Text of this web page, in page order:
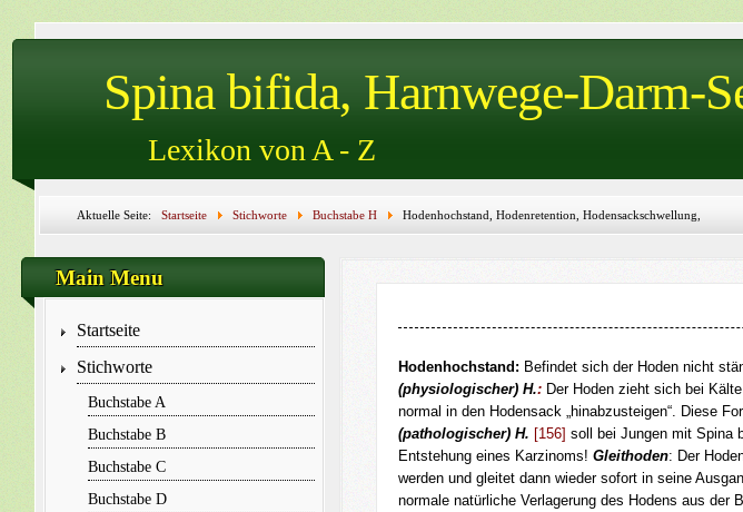
Spina bifida, Harnwege-Darm-
Lexikon von A - Z
Aktuelle Seite: Startseite Stichworte Buchstabe H
Hodenhochstand, Hodenretention, Hodensackschwellung,
Hodenwasserbruch, hoher Darmeinlauf, homogen, Homozystein, Hormon, Hospitalismus-Bakterieller H., Hotspot
Main Menu
Startseite
Stichworte
Buchstabe A
Buchstabe B
Buchstabe C
Buchstabe D
Hodenhochstand: Befindet sich der Hoden nicht
(physiologischer) H.: Der Hoden zieht sich bei
normal in den Hodensack „hinabzusteigen“. Diese
(pathologischer) H. [156] soll bei Jungen mit Spina
Entstehung eines Karzinoms! Gleithoden: Der
werden und gleitet dann wieder sofort in seine
normale natürliche Verlagerung des Hodens aus der